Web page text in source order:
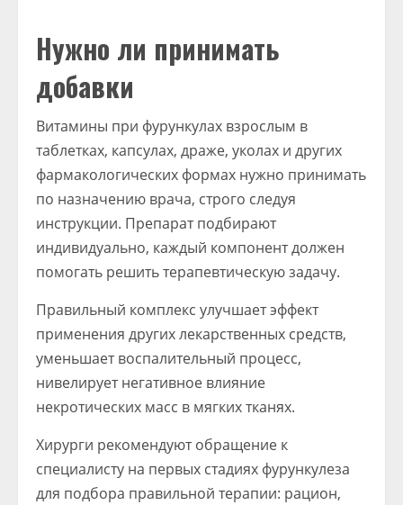
Нужно ли принимать
добавки
Витамины при фурункулах взрослым в
таблетках, капсулах, драже, уколах и других
фармакологических формах нужно принимать
по назначению врача, строго следуя
инструкции. Препарат подбирают
индивидуально, каждый компонент должен
помогать решить терапевтическую задачу.
Правильный комплекс улучшает эффект
применения других лекарственных средств,
уменьшает воспалительный процесс,
нивелирует негативное влияние
некротических масс в мягких тканях.
Хирурги рекомендуют обращение к
специалисту на первых стадиях фурункулеза
для подбора правильной терапии: рацион,